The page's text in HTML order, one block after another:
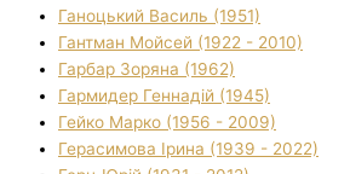
Ганоцький Василь (1951)
Гантман Мойсей (1922 - 2010)
Гарбар Зоряна (1962)
Гармидер Геннадій (1945)
Гейко Марко (1956 - 2009)
Герасимова Ірина (1939 - 2022)